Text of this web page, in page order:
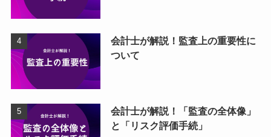
会計士が解説！監査上の重要性に
ついて
会計士が解説！「監査の全体像」
と「リスク評価手続」